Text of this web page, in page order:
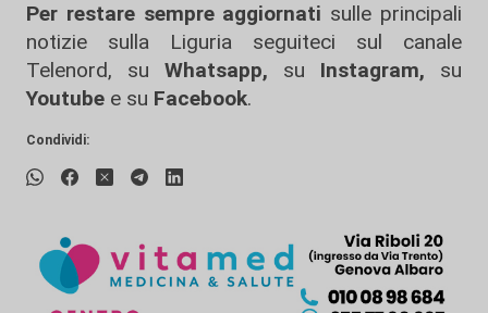
Per restare sempre aggiornati sulle principali
notizie sulla Liguria seguiteci sul canale
Telenord, su
Whatsapp, su Instagram, su
Youtube e su Facebook.
Condividi: